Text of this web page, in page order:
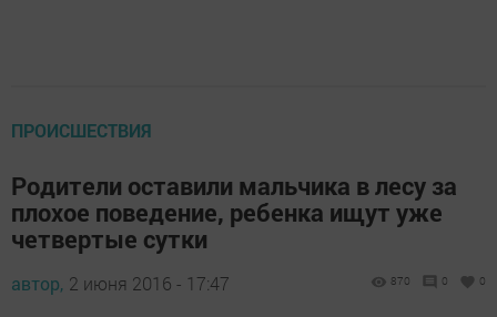
ПРОИСШЕСТВИЯ
Родители оставили мальчика в лесу за
плохое поведение, ребенка ищут уже
четвертые сутки
автор, 2 июня 2016 - 17:47 870 0 0